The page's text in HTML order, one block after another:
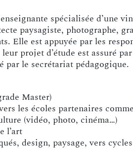
spécialisée d’une
paysagiste, photographe,
est appuyée par les
projet d’étude est assuré
par le secrétariat pédagogique.
Master)
les écoles partenaires
(vidéo, photo, cinéma…)
l’art
design, paysage, vers